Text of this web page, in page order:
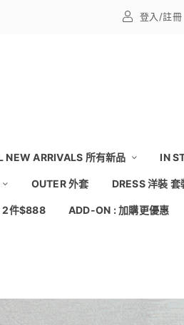
登入/註冊
NEW ARRIVALS 所有新品 IN
OUTER 外套 DRESS 洋裝 套
2件$888 ADD-ON : 加購更優惠